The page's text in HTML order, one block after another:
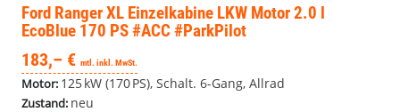
Ford RangerXL Einzelkabine LKW Motor 2.0 l
EcoBlue 170 PS #ACC #ParkPilot
183,– € mtl. inkl. MwSt.
Motor: 125 kW (170 PS), Schalt. 6-Gang, Allrad
Zustand: neu